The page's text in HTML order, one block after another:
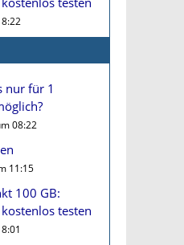
nur für 1
08:22
11:15
100 GB:
testen